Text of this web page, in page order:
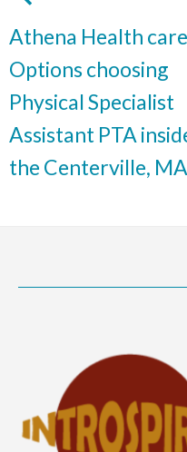
Athena Health care
Options choosing
Physical Specialist
Assistant PTA
the Centerville, MA